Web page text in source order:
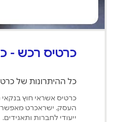
כרטיס רכש -
כל ההיתרונות של
כרטיס אשראי חוץ
העסק. ישראכרט
ייעודי לחברות ותאגידים.